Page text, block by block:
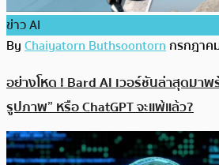
ข่าว AI
ByChaiyatorn Buthsoontornกรกฎาค
อย่างโหด ! Bard AI เวอร์ชันล่าสุดมาพ
รูปภาพ” หรือ ChatGPT จะแพ้แล้ว?